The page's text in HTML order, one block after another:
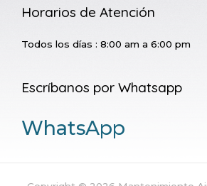
Horarios de Atención
Todos los días : 8:00 am a 6:00 pm
Escríbanos por Whatsapp
WhatsApp